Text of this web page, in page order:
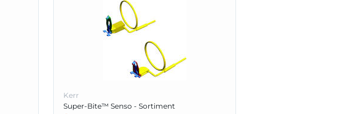
Kerr
Super-Bite™ Senso - Sortiment